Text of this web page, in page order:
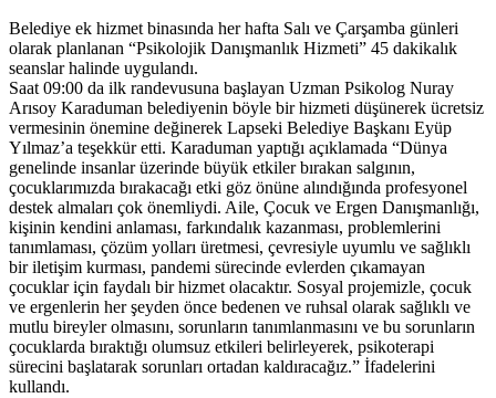
Belediye ek hizmet binasında her hafta Salı ve Çarşamba günleri
olarak planlanan “Psikolojik Danışmanlık Hizmeti” 45 dakikalık
seanslar halinde uygulandı.
Saat 09:00 da ilk randevusuna başlayan Uzman Psikolog Nuray
Arısoy Karaduman belediyenin böyle bir hizmeti düşünerek ücretsiz
vermesinin önemine değinerek Lapseki Belediye Başkanı Eyüp
Yılmaz’a teşekkür etti. Karaduman yaptığı açıklamada “Dünya
genelinde insanlar üzerinde büyük etkiler bırakan salgının,
çocuklarımızda bırakacağı etki göz önüne alındığında profesyonel
destek almaları çok önemliydi. Aile, Çocuk ve Ergen Danışmanlığı,
kişinin kendini anlaması, farkındalık kazanması, problemlerini
tanımlaması, çözüm yolları üretmesi, çevresiyle uyumlu ve sağlıklı
bir iletişim kurması, pandemi sürecinde evlerden çıkamayan
çocuklar için faydalı bir hizmet olacaktır. Sosyal projemizle, çocuk
ve ergenlerin her şeyden önce bedenen ve ruhsal olarak sağlıklı ve
mutlu bireyler olmasını, sorunların tanımlanmasını ve bu sorunların
çocuklarda bıraktığı olumsuz etkileri belirleyerek, psikoterapi
sürecini başlatarak sorunları ortadan kaldıracağız.” İfadelerini
kullandı.